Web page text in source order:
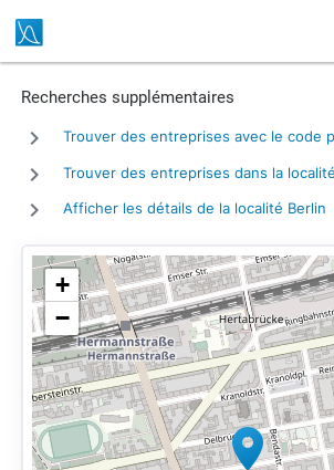
Recherches supplémentaires
Trouver des entreprises avec le code
Trouver des entreprises dans la
Afficher les détails de la localité Berlin
+
−